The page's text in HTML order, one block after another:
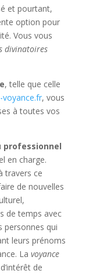
et pourtant,
option pour
Vous vous
divinatoires
, telle que celle
, vous
à toutes vos
professionnel
en charge.
travers ce
de nouvelles
de temps avec
personnes qui
leurs prénoms
La voyance
de